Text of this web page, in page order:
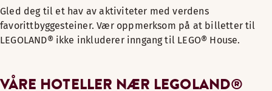
Gled deg til et hav av aktiviteter med verdens
favorittbyggesteiner. Vær oppmerksom på at billetter til
LEGOLAND® ikke inkluderer inngang til LEGO® House.
VÅRE HOTELLER NÆR LEGOLAND®